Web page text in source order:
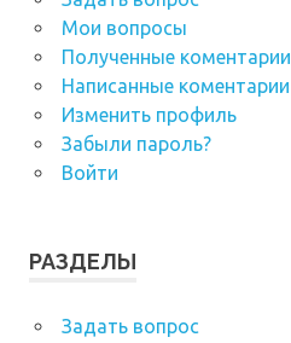
Мои вопросы
Полученные коментарии
Написанные коментарии
Изменить профиль
Забыли пароль?
Войти
РАЗДЕЛЫ
Задать вопрос